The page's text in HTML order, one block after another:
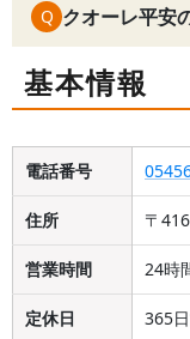
Q クオーレ平安
基本情報
電話番号
住所 〒
営業時間 24時
定休日 365